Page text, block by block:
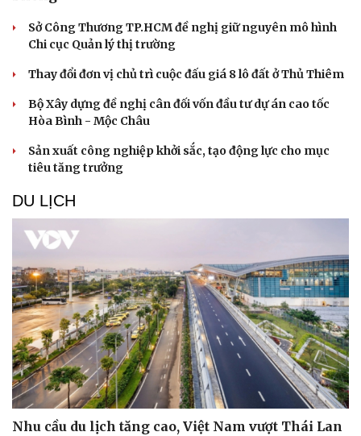
Sở Công Thương TP.HCM đề nghị giữ nguyên mô hình
Chi cục Quản lý thị trường
Thay đổi đơn vị chủ trì cuộc đấu giá 8 lô đất ở Thủ Thiêm
Bộ Xây dựng đề nghị cân đối vốn đầu tư dự án cao tốc
Hòa Bình - Mộc Châu
Sản xuất công nghiệp khởi sắc, tạo động lực cho mục
tiêu tăng trưởng
DU LỊCH
Nhu cầu du lịch tăng cao, Việt Nam vượt Thái Lan